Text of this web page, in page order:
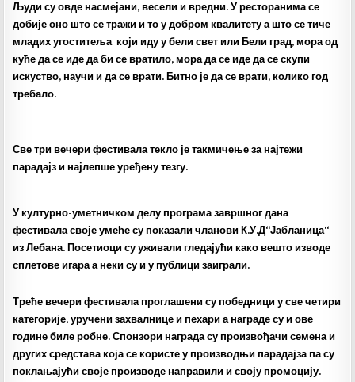
Људи су овде насмејани, весели и вредни. У ресторанима се
добије оно што се тражи и то у добром квалитету а што се тиче
младих угоститеља који иду у бели свет или Бели град, мора од
куће да се иде да би се вратило, мора да се иде да се скупи
искуство, научи и да се врати. Битно је да се врати, колико год
требало.
Све три вечери фестивала текло је такмичење за најтежи
парадајз и најлепше уређену тезгу.
У културно-уметничком делу програма завршног дана
фестивала своје умеће су показали чланови К.У.Д“Јабланица“
из Лебана. Посетиоци су уживали гледајући како вешто изводе
сплетове игара а неки су и у публици заиграли.
Треће вечери фестивала проглашени су победници у све четири
категорије, уручени захвалнице и пехари а награде су и ове
године биле робне. Спонзори награда су произвођачи семена и
других средстава која се користе у производњи парадајза па су
поклањајући своје производе направили и своју промоцију.